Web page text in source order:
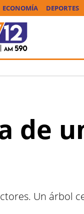
ECONOMÍA DEPORTES
de
Un árbol